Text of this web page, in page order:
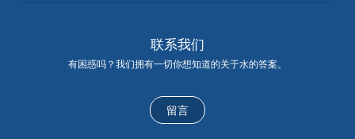
联系我们
有困惑吗？我们拥有一切你想知道的关于水的答案。
留言